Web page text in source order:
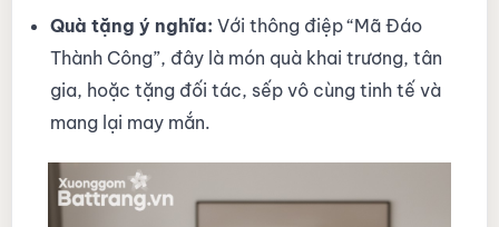
Quà tặng ý nghĩa: Với thông điệp “Mã Đáo
Thành Công”, đây là món quà khai trương, tân
gia, hoặc tặng đối tác, sếp vô cùng tinh tế và
mang lại may mắn.